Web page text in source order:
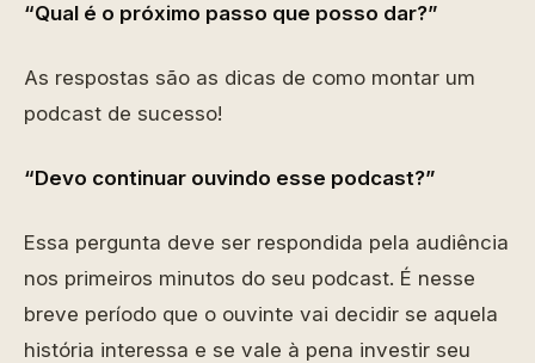
“Qual é o próximo passo que posso dar?”
As respostas são as dicas de como montar um
podcast de sucesso!
“Devo continuar ouvindo esse podcast?”
Essa pergunta deve ser respondida pela audiência
nos primeiros minutos do seu podcast. É nesse
breve período que o ouvinte vai decidir se aquela
história interessa e se vale à pena investir seu